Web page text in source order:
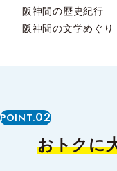
阪神間の歴史紀行
阪神間の文学めぐり
POINT.02
おトクに